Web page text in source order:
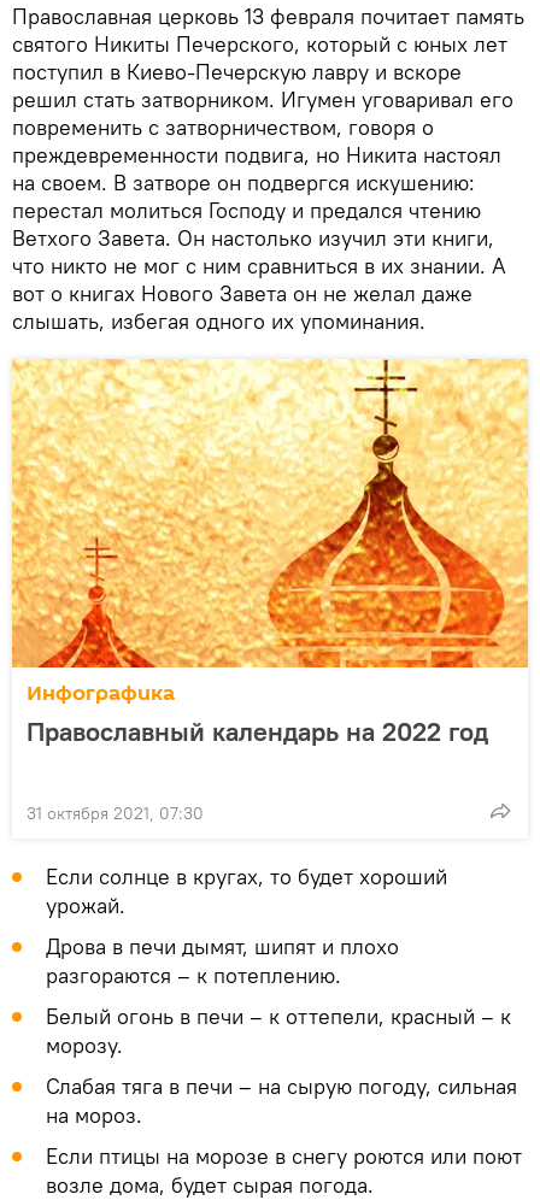
Православная церковь 13 февраля почитает память
святого Никиты Печерского, который с юных лет
поступил в Киево-Печерскую лавру и вскоре
решил стать затворником. Игумен уговаривал его
повременить с затворничеством, говоря о
преждевременности подвига, но Никита настоял
на своем. В затворе он подвергся искушению:
перестал молиться Господу и предался чтению
Ветхого Завета. Он настолько изучил эти книги,
что никто не мог с ним сравниться в их знании. А
вот о книгах Нового Завета он не желал даже
слышать, избегая одного их упоминания.
Инфографика
Православный календарь на 2022 год
31 октября 2021, 07:30
Если солнце в кругах, то будет хороший
урожай.
Дрова в печи дымят, шипят и плохо
разгораются – к потеплению.
Белый огонь в печи – к оттепели, красный – к
морозу.
Слабая тяга в печи – на сырую погоду, сильная
на мороз.
Если птицы на морозе в снегу роются или поют
возле дома, будет сырая погода.